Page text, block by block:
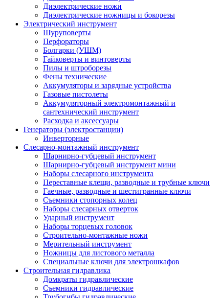
Диэлектрические ножи
Диэлектрические ножницы и бокорезы
Электрический инструмент
Шуруповерты
Перфораторы
Болгарки (УШМ)
Гайковерты и винтоверты
Пилы и штроборезы
Фены технические
Аккумуляторы и зарядные устройства
Газовые пистолеты
Аккумуляторный электромонтажный и
сантехнический инструмент
Расходка и аксессуары
Генераторы (электростанции)
Инверторные
Слесарно-монтажный инструмент
Шарнирно-губцевый инструмент
Шарнирно-губцевый инструмент мини
Наборы слесарного инструмента
Переставные клещи, разводные и трубные ключи
Гаечные, разводные и шестигранные ключи
Съемники стопорных колец
Наборы слесарных отверток
Ударный инструмент
Наборы торцевых головок
Строительно-монтажные ножи
Мерительный инструмент
Ножницы для листового металла
Специальные ключи для электрошкафов
Строительная гидравлика
Домкраты гидравлические
Съемники гидравлические